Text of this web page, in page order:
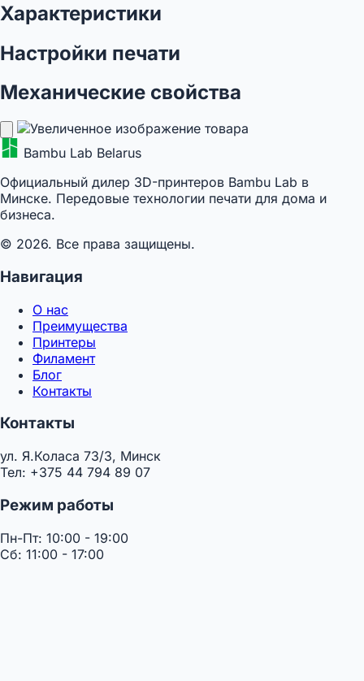
Характеристики
Настройки печати
Механические свойства
Bambu Lab Belarus
Официальный дилер 3D-принтеров Bambu Lab в
Минске. Передовые технологии печати для дома и
бизнеса.
© 2026. Все права защищены.
Навигация
О нас
Преимущества
Принтеры
Филамент
Блог
Контакты
Контакты
ул. Я.Коласа 73/3, Минск
Тел: +375 44 794 89 07
Режим работы
Пн-Пт: 10:00 - 19:00
Сб: 11:00 - 17:00